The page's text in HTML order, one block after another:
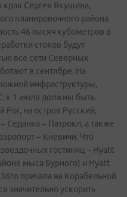
края Сергея Якушина,
планировочного района
46 тысяч кубометров в
стоков будут
все сети Северных
в сентябре. На
инфраструктуры,
к 1 июля должны быть
Рог, на остров Русский,
Седанка – Патрокл, а также
– Кневичи. Что
гостиниц – Hyatt
мыса Бурного) и Hyatt
причала на Корабельной
значительно ускорить